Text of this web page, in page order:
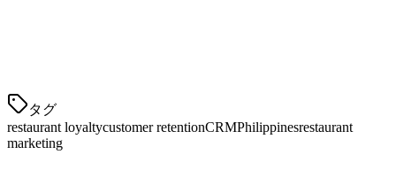
タグ
restaurant loyaltycustomer retentionCRMPhilippinesrestaurant
marketing